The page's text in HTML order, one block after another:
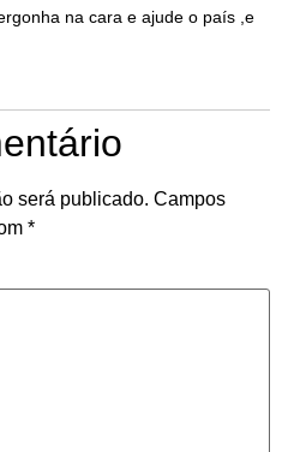
na cara e ajude o país ,e
será publicado. Campos
*